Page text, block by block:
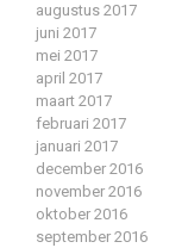
augustus 2017
juni 2017
mei 2017
april 2017
maart 2017
februari 2017
januari 2017
december 2016
november 2016
oktober 2016
september 2016